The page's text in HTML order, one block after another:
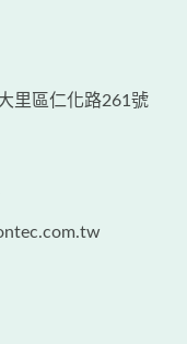
里區仁化路261號